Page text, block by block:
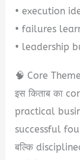
• execution
• failures
• leadership
🧠 Core Theme
इस किताब का
practical
successful
बल्कि